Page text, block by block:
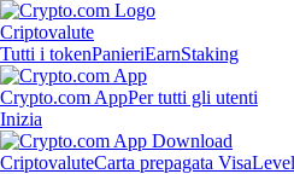
Criptovalute
Tutti i tokenPanieriEarnStaking
Crypto.com AppPer tutti gli utenti
Inizia
CriptovaluteCarta prepagata Visa